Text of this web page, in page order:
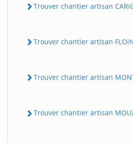
Trouver chantier artisan
Trouver chantier artisan
Trouver chantier artisan
Trouver chantier artisan